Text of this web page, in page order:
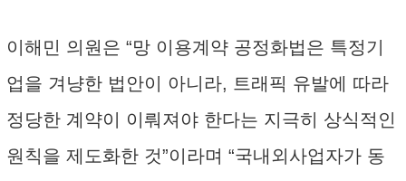
이해민 의원은 “망 이용계약 공정화법은 특정기
업을 겨냥한 법안이 아니라, 트래픽 유발에 따라
정당한 계약이 이뤄져야 한다는 지극히 상식적인
원칙을 제도화한 것”이라며 “국내외사업자가 동